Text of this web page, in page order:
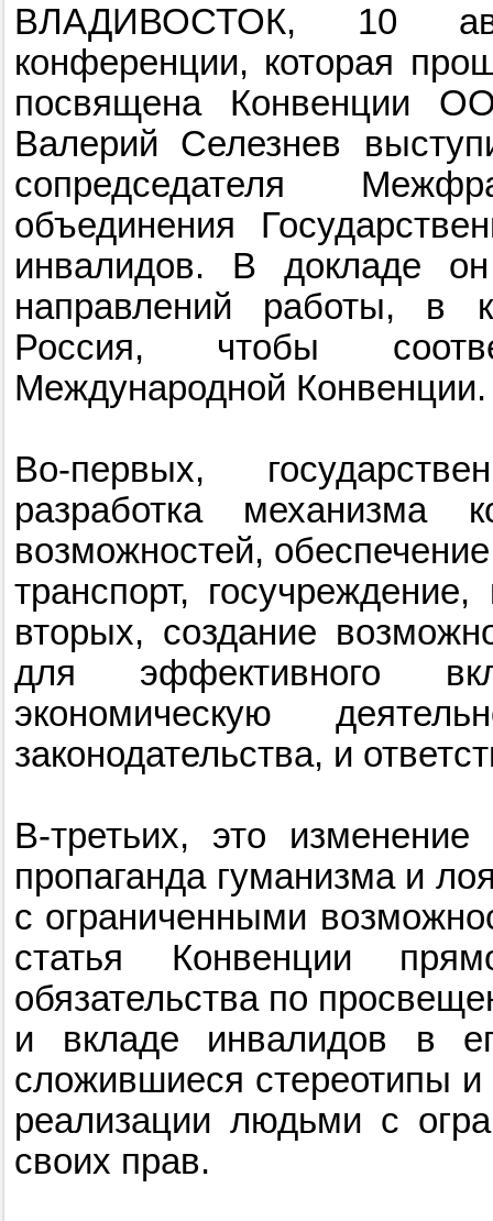
ВЛАДИВОСТОК, 10
конференции, которая
посвящена Конвенции
Валерий Селезнев
сопредседателя
объединения
инвалидов. В докладе
направлений работы, в
Россия, чтобы
Международной Конвенции.
Во-первых,
разработка механизма
возможностей,
транспорт,
вторых, создание
для эффективного
экономическую
законодательства, и
В-третьих, это
пропаганда гуманизма и
с ограниченными
статья Конвенции
обязательства по
и вкладе инвалидов в
сложившиеся стереотипы и
реализации людьми с
своих прав.